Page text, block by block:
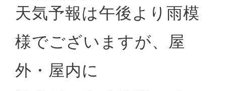
天気予報は午後より雨模
様でございますが、屋
外・屋内に